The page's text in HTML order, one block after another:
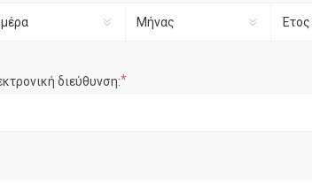
διεύθυνση:*